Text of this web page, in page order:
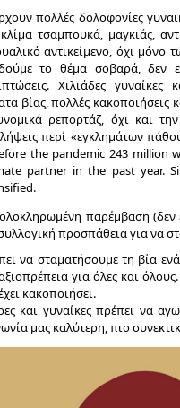
πολλές δολοφονίες
τσαμπουκά, μαγκιάς,
αντικείμενο, όχι μόνο
το θέμα σοβαρά, δεν
Χιλιάδες
βίας, πολλές κακοποιήσεις
ρεπορτάζ, όχι και
περί «εγκλημάτων
παρέμβαση (δεν
προσπάθεια για να
να σταματήσουμε τη βία
για όλες και
κακοποιήσει.
και γυναίκες πρέπει να
μας καλύτερη, πιο